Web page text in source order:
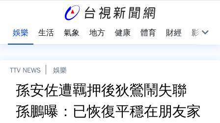
娛樂 生活 氣象 地方 健康 體育 財經 影音
TTV NEWS 娛樂
孫安佐遭羈押後狄鶯鬧失聯
孫鵬曝：已恢復平穩在朋友家